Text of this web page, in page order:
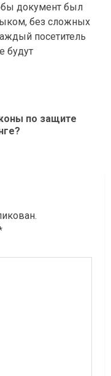
документ был
без сложных
посетитель
будут
по защите